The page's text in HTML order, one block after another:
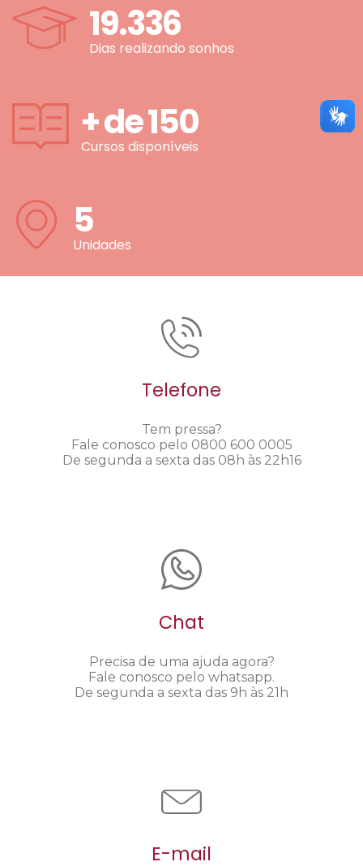
19.336
Dias realizando sonhos
+ de150
Cursos disponíveis
5
Unidades
Telefone
Tem pressa?
Fale conosco pelo 0800 600 0005
De segunda a sexta das 08h às 22h16
Chat
Precisa de uma ajuda agora?
Fale conosco pelo whatsapp.
De segunda a sexta das 9h às 21h
E-mail